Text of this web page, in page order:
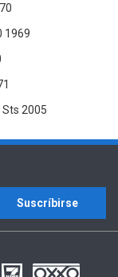
1969
Sts 2005
Suscríbirse